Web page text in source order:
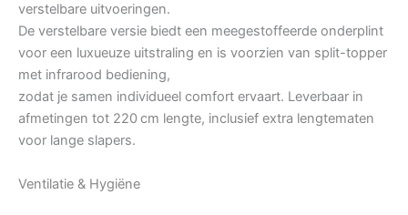
verstelbare uitvoeringen.
De verstelbare versie biedt een meegestoffeerde onderplint
voor een luxueuze uitstraling en is voorzien van split-topper
met infrarood bediening,
zodat je samen individueel comfort ervaart. Leverbaar in
afmetingen tot 220 cm lengte, inclusief extra lengtematen
voor lange slapers.
Ventilatie & Hygiëne